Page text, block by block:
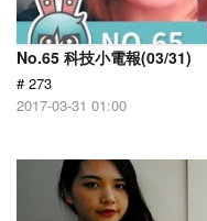
No.65 科技小電報(03/31)
# 273
2017-03-31 01:00